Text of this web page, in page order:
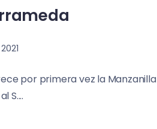
por primera vez la Manzanilla
S....